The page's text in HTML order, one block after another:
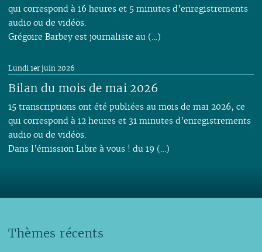
qui correspond à 16 heures et 5 minutes d’enregistrements
audio ou de vidéos.
Grégoire Barbey est journaliste au (…)
Bilan du mois de mai 2026
Lundi 1er juin 2026
15 transcriptions ont été publiées au mois de mai 2026, ce
qui correspond à 12 heures et 31 minutes d’enregistrements
audio ou de vidéos.
Dans l’émission Libre à vous ! du 19 (…)
Thèmes récents